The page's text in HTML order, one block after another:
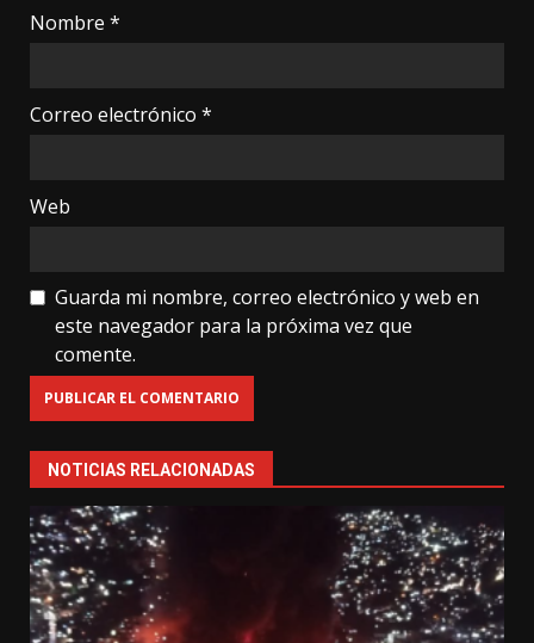
Nombre *
Correo electrónico *
Web
Guarda mi nombre, correo electrónico y web en
este navegador para la próxima vez que
comente.
NOTICIAS RELACIONADAS